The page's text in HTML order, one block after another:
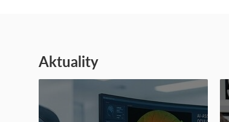
Aktuality